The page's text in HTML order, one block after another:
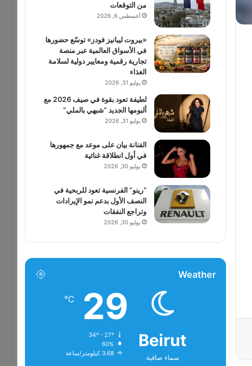
من التوقعات
أغسطس 6, 2026
«بيروت ليبانيز فودز» توسّع حضورها
في الأسواق العالمية عبر منصة
تجارية رقمية ومعايير دولية لسلامة
الغذاء
يوليو 31, 2026
لطيفة تعود بقوة في صيف 2026 مع
ألبومها الجديد “شبهي بالملي”
يوليو 31, 2026
الفنانة بيان على موعد مع جمهورها
في أول انطلاقة غنائية
يوليو 30, 2026
“رينو” الفرنسية تعود للربحية في
النصف الأول بدعم نمو الإيرادات
وتراجع النفقات
يوليو 30, 2026
Weather
Beirut
سماء صافية
29
℃
60%
3.68 كيلومتر/ساعة